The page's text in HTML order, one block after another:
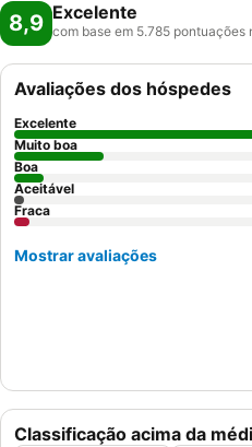
8,9 Excelente
com base em 5.785 pontuações
Classificação acima da
Avaliações dos hóspedes
Excelente
Muito boa
Boa
Aceitável
Fraca
Mostrar avaliações